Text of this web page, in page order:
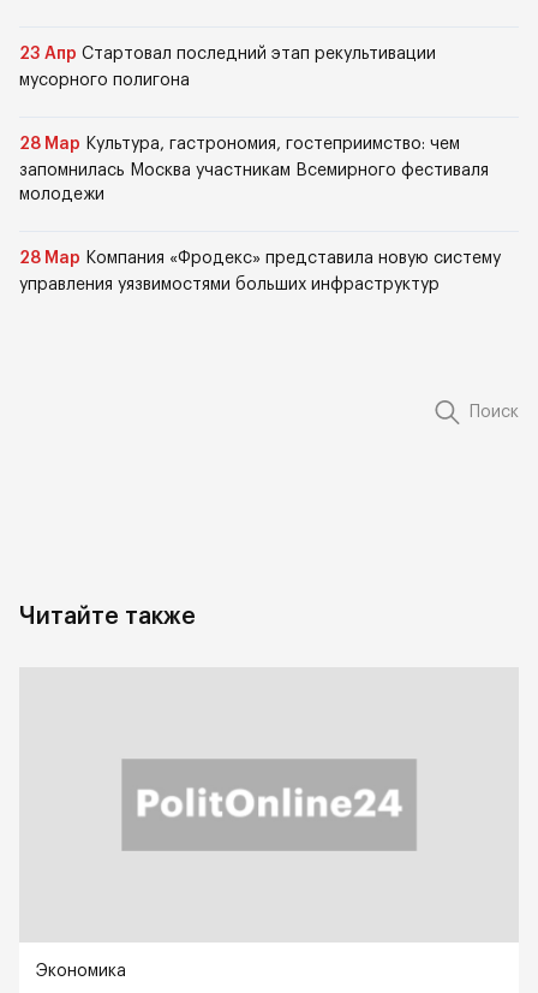
23 Апр Стартовал последний этап рекультивации
мусорного полигона
28 Мар Культура, гастрономия, гостеприимство: чем
запомнилась Москва участникам Всемирного фестиваля
молодежи
28 Мар Компания «Фродекс» представила новую систему
управления уязвимостями больших инфраструктур
Поиск
Читайте также
Экономика